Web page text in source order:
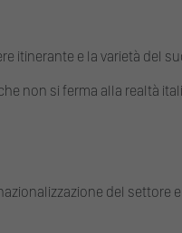
itinerante e la varietà del
non si ferma alla realtà
del settore